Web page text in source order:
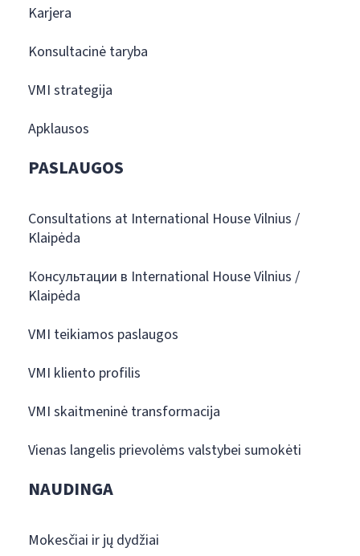
Karjera
Konsultacinė taryba
VMI strategija
Apklausos
PASLAUGOS
Consultations at International House Vilnius /
Klaipėda
Консультации в International House Vilnius /
Klaipėda
VMI teikiamos paslaugos
VMI kliento profilis
VMI skaitmeninė transformacija
Vienas langelis prievolėms valstybei sumokėti
NAUDINGA
Mokesčiai ir jų dydžiai